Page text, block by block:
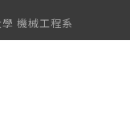
機械工程系